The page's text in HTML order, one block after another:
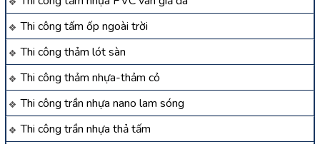
Thi công tấm ốp ngoài trời
Thi công thảm lót sàn
Thi công thảm nhựa-thảm cỏ
Thi công trần nhựa nano lam sóng
Thi công trần nhựa thả tấm